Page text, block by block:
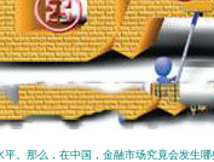
那么，在中国，金融市场究竟会发生哪